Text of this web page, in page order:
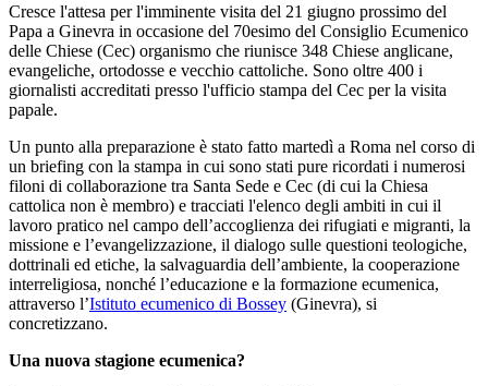
Cresce l'attesa per l'imminente visita del 21 giugno prossimo del
Papa a Ginevra in occasione del 70esimo del Consiglio Ecumenico
delle Chiese (Cec) organismo che riunisce 348 Chiese anglicane,
evangeliche, ortodosse e vecchio cattoliche. Sono oltre 400 i
giornalisti accreditati presso l'ufficio stampa del Cec per la visita
papale.
Un punto alla preparazione è stato fatto martedì a Roma nel corso di
un briefing con la stampa in cui sono stati pure ricordati i numerosi
filoni di collaborazione tra Santa Sede e Cec (di cui la Chiesa
cattolica non è membro) e tracciati l'elenco degli ambiti in cui il
lavoro pratico nel campo dell’accoglienza dei rifugiati e migranti, la
missione e l’evangelizzazione, il dialogo sulle questioni teologiche,
dottrinali ed etiche, la salvaguardia dell’ambiente, la cooperazione
interreligiosa, nonché l’educazione e la formazione ecumenica,
attraverso l’Istituto ecumenico di Bossey (Ginevra), si
concretizzano.
Una nuova stagione ecumenica?